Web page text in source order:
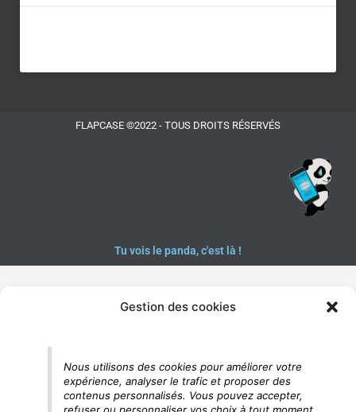
Gestion des cookies
Nous utilisons des cookies pour améliorer votre
expérience, analyser le trafic et proposer des
contenus personnalisés. Vous pouvez accepter,
FLAPCASE ©2022 - TOUS DROITS RÉSERVÉS
Tu vois le panda, c'est là !